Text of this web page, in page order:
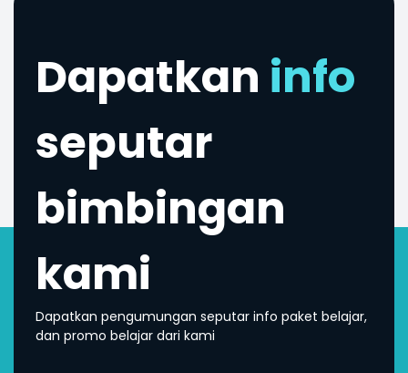
Dapatkan info
seputar
bimbingan
kami
Dapatkan pengumungan seputar info paket belajar,
dan promo belajar dari kami